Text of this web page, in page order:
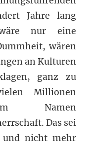
Jahre lang
nur eine
wären
an Kulturen
ganz zu
Millionen
im Namen
Das sei
und nicht mehr